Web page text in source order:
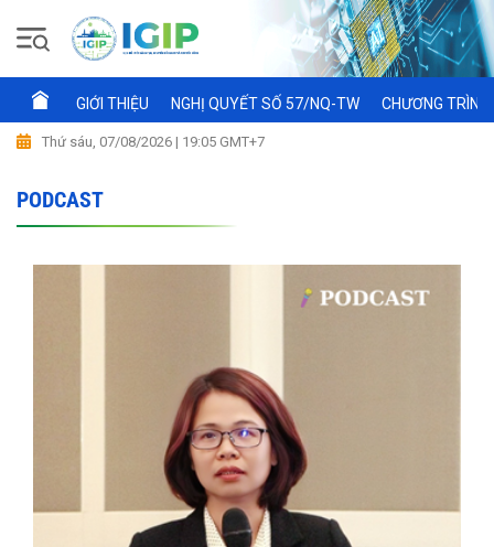
GIỚI THIỆU NGHỊ QUYẾT SỐ 57/NQ-TW CHƯƠNG
Thứ sáu, 07/08/2026 | 19:05 GMT+7
PODCAST